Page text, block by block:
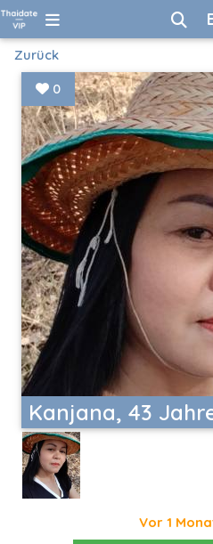
Zurück
Kanjana, 43
0
Vor 1